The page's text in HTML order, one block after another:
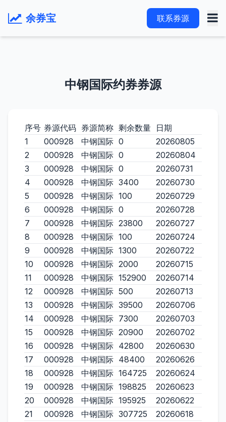
余券宝 联系券源
中钢国际约券券源
序号 券源代码 券源简称 剩余数量 日期
1
000928 中钢国际 0
20260805
2
000928 中钢国际 0
20260804
3
000928 中钢国际 0
20260731
4
000928 中钢国际 3400
20260730
5
000928 中钢国际 100
20260729
6
000928 中钢国际 0
20260728
7
000928 中钢国际 23800
20260727
8
000928 中钢国际 100
20260724
9
000928 中钢国际 1300
20260722
10
000928 中钢国际 2000
20260715
11
000928 中钢国际 152900
20260714
12
000928 中钢国际 500
20260713
13
000928 中钢国际 39500
20260706
14
000928 中钢国际 7300
20260703
15
000928 中钢国际 20900
20260702
16
000928 中钢国际 42800
20260630
17
000928 中钢国际 48400
20260626
18
000928 中钢国际 164725
20260624
19
000928 中钢国际 198825
20260623
20
000928 中钢国际 195925
20260622
21
000928 中钢国际 307725
20260618